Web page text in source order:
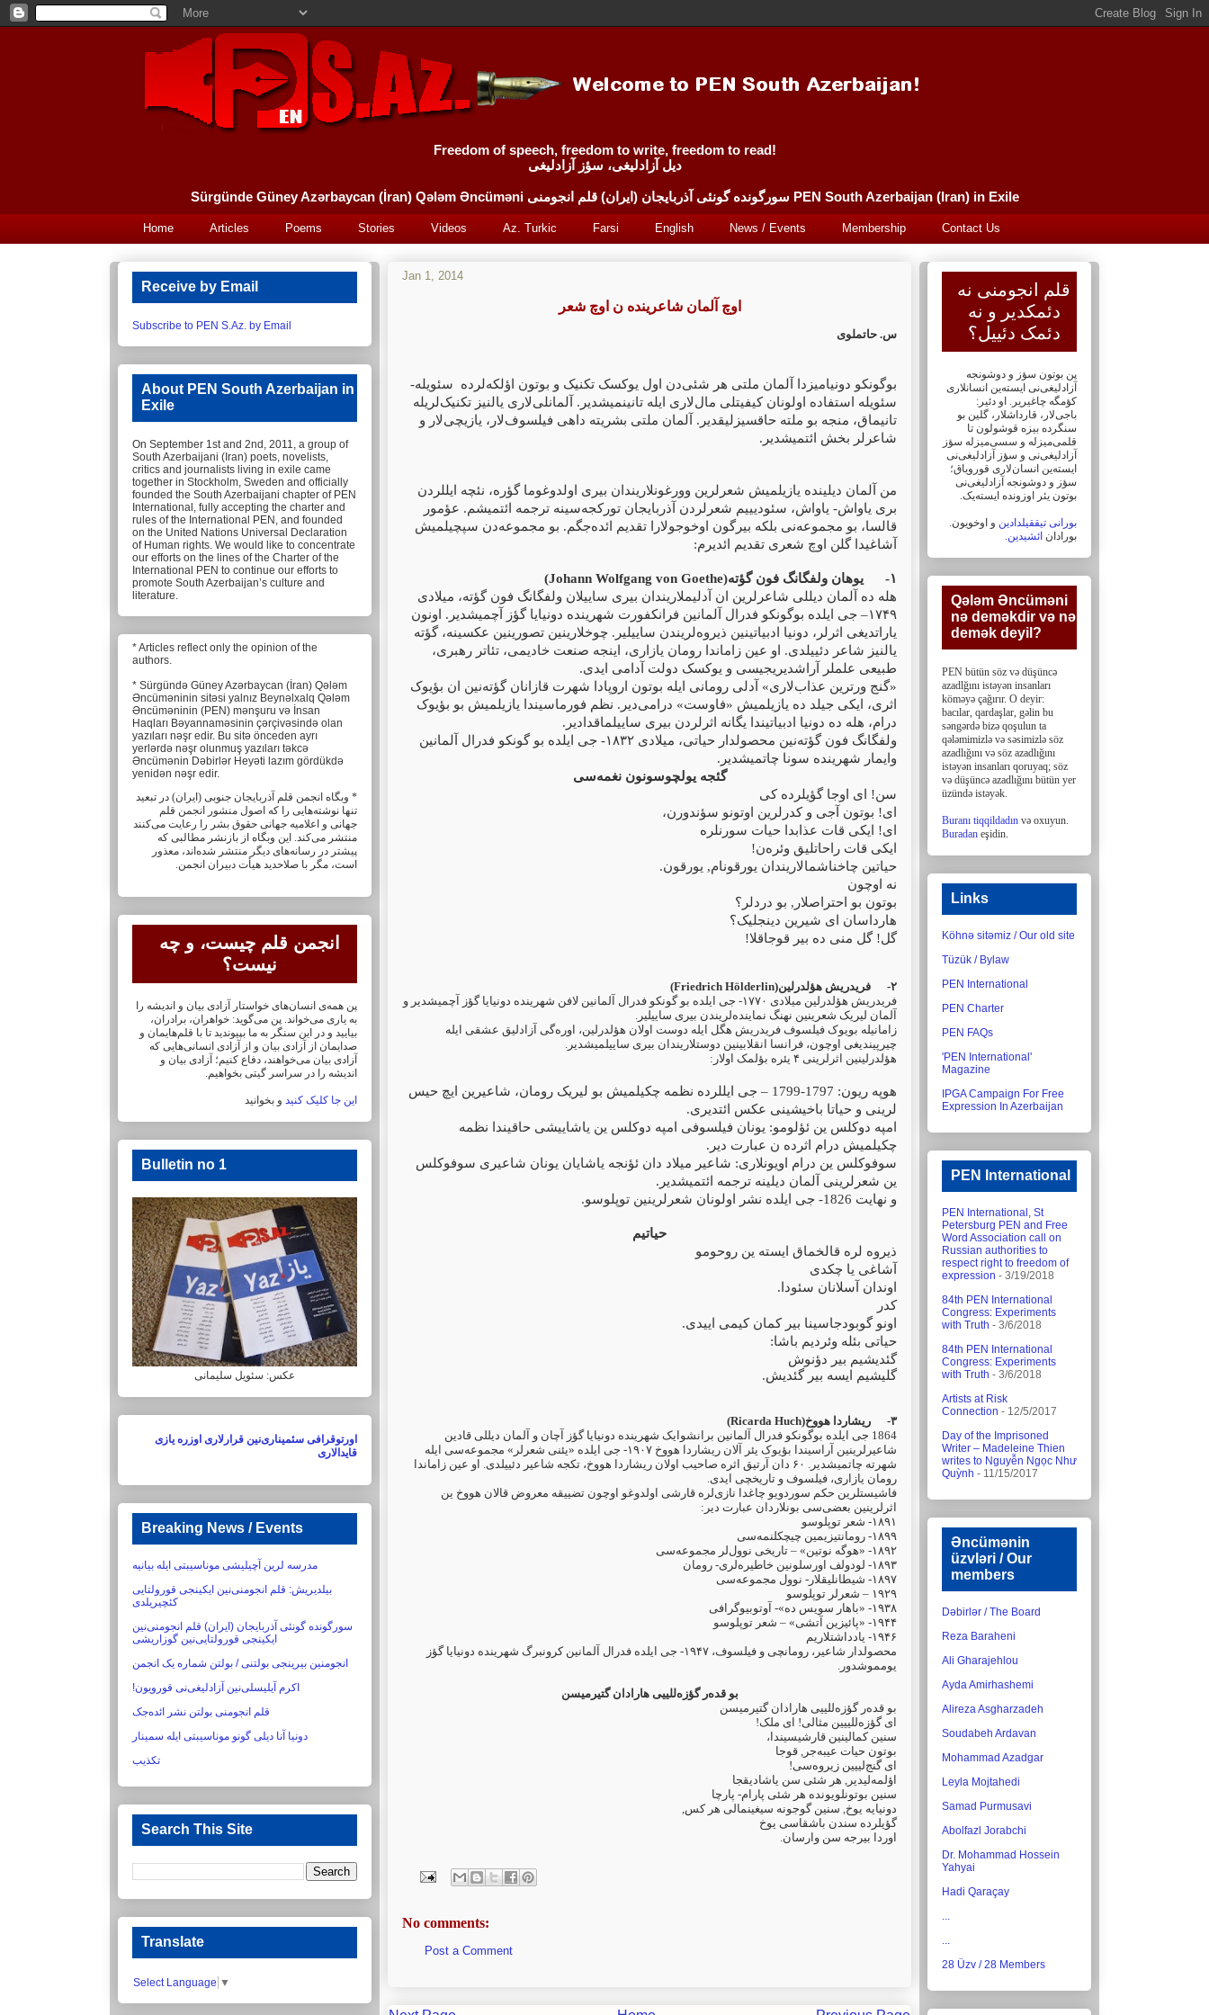
Freedom of speech, freedom to write, freedom to read!
دیل آزادلیغی، سؤز آزادلیغی
Sürgünde Güney Azərbaycan (İran) Qələm Əncüməni سورگونده گونئی آذربایجان (ایران) قلم انجومنی PEN South Azerbaijan (Iran) in Exile
Home Articles Poems Stories Videos Az. Turkic Farsi English News / Events Membership Contact Us
Jan 1, 2014
اوچ آلمان شاعرینده ن اوچ شعر
س. حاتملوی
بوگونکو دونیامیزدا آلمان ملتی هر شئی‌دن اول یوکسک تکنیک و بوتون اؤلکه‌لرده سئویله-
سئویله استفاده اولونان کیفیتلی مال‌لاری ایله تانینمیشدیر. آلمانلی‌لاری یالنیز تکنیک‌لریله
تانیماق، منجه بو ملته حاقسیزلیقدیر. آلمان ملتی بشریته داهی فیلسوف‌لار، یازیچی‌لار و
شاعرلر بخش ائتمیشدیر.
من آلمان دیلینده یازیلمیش شعرلرین وورغونلاریندان بیری اولدوغوما گؤره، نئچه ایللردن
بری یاواش- یاواش، سئودیییم شعرلردن آذربایجان تورکجه‌سینه ترجمه ائتمیشم. عؤمور
قالسا، بو مجموعه‌نی بلکه بیرگون اوخوجولارا تقدیم ائده‌جگم. بو مجموعه‌دن سپچیلمیش
آشاغیدا گلن اوچ شعری تقدیم ائدیرم:
۱- یوهان ولفگانگ فون گؤته(Johann Wolfgang von Goethe
)
هله ده آلمان دیللی شاعرلرین ان آدلیملاریندان بیری ساییلان ولفگانگ فون گؤته، میلادی
۱۷۴۹–
جی ایلده بوگونکو فدرال آلمانین فرانکفورت شهرینده دونیایا گؤز آچمیشدیر. اونون
یاراتدیغی اثرلر، دونیا ادبیاتینین ذیروه‌لریندن ساییلیر. چوخلارینین تصورینین عکسینه، گؤته
یالنیز شاعر دئییلدی. او عین زاماندا رومان یازاری، اینجه صنعت خادیمی، تئاتر رهبری،
طبیعی علملر آراشدیریجیسی و یوکسک دولت آدامی ایدی.
«گنج ورترین عذاب‌لاری» آدلی رومانی ایله بوتون اروپادا شهرت قازانان گؤته‌نین ان بؤیوک
اثری، ایکی جیلد ده یازیلمیش «فاوست» درامی‌دیر. نظم فورماسیندا یازیلمیش بو بؤیوک
درام، هله ده دونیا ادبیاتیندا یگانه اثرلردن بیری ساییلماقدادیر.
ولفگانگ فون گؤته‌نین محصولدار حیاتی، میلادی ۱۸۳۲-
جی ایلده بو گونکو فدرال آلمانین
وایمار شهرینده سونا چاتمیشدیر.
گئجه یولچوسونون نغمه‌سی
سن! ای اوجا گؤیلرده کی
ای! بوتون آجی و کدرلرین اوتونو سؤندورن،
ای! ایکی قات عذابدا حیات سورنلره
ایکی قات راحاتلیق وئره‌ن!
حیاتین چاخناشمالاریندان یورقونام, یورقون.
نه اوچون
بوتون بو احتراصلار, بو دردلر؟
هارداسان ای شیرین دینجلیک؟
گل! گل منی ده بیر قوجاقلا!
۲- فریدریش هؤلدرلین(Friedrich Hölderlin
)
فریدریش هؤلدرلین میلادی ۱۷۷۰-
جی ایلده بو گونکو فدرال آلمانین لافن شهرینده دونیایا گؤز آچمیشدیر و
آلمان لیریک شعرینین نهنگ نماینده‌لریندن بیری ساییلیر.
زامانیله بویوک فیلسوف فریدریش هگل ایله دوست اولان هؤلدرلین، اوره‌گی آزادلیق عشقی ایله
چیرپیندیغی اوچون، فرانسا انقلابینین دوستلاریندان بیری ساییلمیشدیر.
هؤلدرلینین اثرلرینی ۴ یئره بؤلمک اولار:
هوپه ریون: 1797-1799 – جی ایللرده نظمه چکیلمیش بو لیریک رومان، شاعیرین ایچ حیس
لرینی و حیاتا باخیشینی عکس ائتدیری.
امپه دوکلس ین ئؤلومو: یونان فیلسوفی امپه دوکلس ین یاشاییشی حاقیندا نظمه
چکیلمیش درام اثرده ن عبارت دیر .
سوفوکلس ین درام اویونلاری: شاعیر میلاد دان ئؤنجه یاشایان یونان شاعیری سوفوکلس
ین شعرلرینی آلمان دیلینه ترجمه ائتمیشدیر .
و نهایت 1826- جی ایلده نشر اولونان شعرلرینین توپلوسو
.
حياتيم
ذيروه لره قالخماق ايسته ين روحومو
آشاغی يا چكدی
اوندان آسلانان سئودا .
كدر
اونو گوبودجاسينا بير كمان كيمی اییدی.
حياتی بئله وئرديم باشا:
گئديشيم بير دؤنوش
گليشيم ايسه بير گئديش.
۳- ریشاردا هووخ(Ricarda Huch
)
1864 جی ایلده بوگونکو فدرال آلمانین برانشوایک شهرینده دونیایا گؤز آچان و آلمان دیللی قادین
شاعیرلرینین آراسیندا بؤیوک یئر آلان ریشاردا هووخ ۱۹۰۷-
جی ایلده «یئنی شعرلر» مجموعه‌سی ایله
شهرته چاتمیشدیر. ۶۰ دان آرتیق اثره صاحیب اولان ریشاردا هووخ، تکجه شاعیر دئییلدی. او عین زاماندا
رومان یازاری، فیلسوف و تاریخچی ایدی.
فاشیستلرین حکم سوردویو چاغدا نازی‌لره قارشی اولدوغو اوچون تضییقه معروض قالان هووخ ین
اثرلرینین بعضی‌سی بونلاردان عبارت دیر:
۱۸۹۱-
شعر توپلوسو
۱۸۹۹- رومانتیزیمین چیچکلنمه‌سی
۱۸۹۲- «
هوگه نوتین» – تاریخی نوول‌لر مجموعه‌سی
۱۸۹۳-
لودولف اورسلونین خاطیره‌لری- رومان
۱۸۹۷-
شیطانلیقلار- نوول مجموعه‌سی
۱۹۲۹ –
شعرلر توپلوسو
۱۹۳۸- «
باهار سویس ده»- آوتوبیوگرافی
۱۹۴۴- «
پائیزین آتشی» – شعر توپلوسو
۱۹۴۶-
یادداشتلاریم
محصولدار شاعیر، رومانچی و فیلسوف، ۱۹۴۷-
جی ایلده فدرال آلمانین کرونبرگ شهرینده دونیایا گؤز
یومموشدور.
بو قده‌ر گؤزه‌للییی هارادان گتیرمیسن
بو قده‌ر گؤزه‌للییی هارادان گتیرمیسن
ای گؤزه‌للییین مثالی! ای ملک!
سنین کمالینین قارشیسیندا،
بوتون حیات عیبه‌جر, قوجا
ای گنج‌لییین زیروه‌سی!
اؤلمه‌لیدیر, هر شئی سن یاشادیقجا
سنین بوتونلویونده هر شئی پارام- پارچا
دونیایه یوخ, سنین گوجونه سیغینمالی هر کس,
گؤیلرده سندن باشقاسی یوخ
اوردا بیرجه سن وارسان.
No comments:
Post a Comment
Receive by Email
Subscribe to PEN S.Az. by Email
About PEN South Azerbaijan in
Exile
On September 1st and 2nd, 2011, a group of
South Azerbaijani (Iran) poets, novelists,
critics and journalists living in exile came
together in Stockholm, Sweden and officially
founded the South Azerbaijani chapter of PEN
International, fully accepting the charter and
rules of the International PEN, and founded
on the United Nations Universal Declaration
of Human rights. We would like to concentrate
our efforts on the lines of the Charter of the
International PEN to continue our efforts to
promote South Azerbaijan’s culture and
literature.
* Articles reflect only the opinion of the
authors.
* Sürgündə Güney Azərbaycan (İran) Qələm
Əncüməninin sitəsi yalnız Beynəlxalq Qələm
Əncüməninin (PEN) mənşuru və İnsan
Haqları Bəyannaməsinin çərçivəsində olan
yazıları nəşr edir. Bu sitə önceden ayrı
yerlərdə nəşr olunmuş yazıları təkcə
Əncümənin Dəbirlər Heyəti lazım gördükdə
yenidən nəşr edir.
* وبگاه انجمن قلم آذربایجان جنوبی (ایران) در تبعید
تنها نوشته‌هایی را که اصول منشور انجمن قلم
جهانی و ‏اعلامیه جهانی حقوق بشر را رعایت می‌کنند
منتشر می‌کند. این وبگاه از بازنشر مطالبی که
پیشتر در ‏رسانه‌های دیگر منتشر شده‌اند، معذور
است، مگر با صلاحدید هیأت دبیران انجمن.
انجمن قلم چیست، و چه
نیست؟
پن همه‌ی انسان‌های خواستار آزادی بیان و اندیشه را
به یاری می‌خواند. پن می‌گوید: خواهران، ‏برادران،
بیایید و در این سنگر به ما بپیوندید تا با قلم‌هایمان‏ و
صدایمان از آزادی بیان و از آزادی ‏انسانی‌هایی که
آزادی بیان می‌خواهند، دفاع کنیم؛ آزادی بیان و
اندیشه را در سراسر گیتی ‏بخواهیم.
این جا کلیک کنید و بخوانید
Bulletin no 1
عکس: سئویل سلیمانی
اورتوقرافی سئمیناری‌نین قرارلاری اوزره یازی
قایدالاری
Breaking News / Events
مدرسه لرین آچیلیشی موناسیبتی ایله بیانیه
بیلدیریش:‏ قلم انجومنی‌نین ایکینجی قورولتایی
کئچیریلدی
سورگونده گونئی آذربایجان (ایران) قلم انجومنی‌نین
ایکینجی قورولتایی‌نین گوزاریشی‏
انجومنین بیرینجی بولتنی / بولتن شماره یک انجمن
اکرم آیلیسلی‌نین آزادلیغی‌نی قورویون!‏
قلم انجومنی بولتن نشر ائده‌جک
دونیا آنا دیلی گونو موناسیبتی ایله سمینار
تکذیب
Search This Site
Translate
Select Language ▼
قلم انجومنی نه
دئمکدیر و نه
دئمک دئییل؟
پن بوتون سؤز و دوشونجه
آزادلیغی‌نی ایسته‌ین انسانلاری
کؤمگه چاغیریر. او دئیر:
باجی‌لار، ‏قارداشلار، گلین بو
سنگرده بیزه قوشولون تا
قلمی‌میزله و سسی‌میزله سؤز
آزادلیغی‌نی و سؤز ‏آزادلیغی‌نی
ایسته‌ین انسان‌لاری قورویاق؛
سؤز و دوشونجه آزادلیغی‌نی
بوتون یئر اوزونده ایسته‌یک. ‏
بورانی تیققیلدادین و اوخویون.
بورادان ائشیدین.
Qələm Əncüməni
nə deməkdir və nə
demək deyil?‎
PEN bütün söz və düşüncə
azadlğını istəyən insanları
köməyə çağırır. O deyir:
bacılar, ‎qardaşlar, gəlin bu
səngərdə bizə qoşulun ta
qələmimizlə və səsimizlə söz
azadlığını və söz ‎azadlığını
istəyən insanları qoruyaq; söz
və düşüncə azadlığını bütün yer
üzündə istəyək.
Buranı tiqqildadın və oxuyun.
Buradan eşidin.
Links
Köhnə sitəmiz / Our old site
Tüzük / Bylaw
PEN International
PEN Charter
PEN FAQs
'PEN International'
Magazine
IPGA Campaign For Free
Expression In Azerbaijan
PEN International
PEN International, St
Petersburg PEN and Free
Word Association call on
Russian authorities to
respect right to freedom of
expression - 3/19/2018
84th PEN International
Congress: Experiments
with Truth - 3/6/2018
84th PEN International
Congress: Experiments
with Truth - 3/6/2018
Artists at Risk
Connection - 12/5/2017
Day of the Imprisoned
Writer – Madeleine Thien
writes to Nguyễn Ngọc Như
Quỳnh - 11/15/2017
Əncümənin
üzvləri / Our
members
Dəbirlər / The Board
Reza Baraheni
Ali Gharajehlou
Ayda Amirhashemi
Alireza Asgharzadeh
Soudabeh Ardavan
Mohammad Azadgar
Leyla Mojtahedi
Samad Purmusavi
Abolfazl Jorabchi
Dr. Mohammad Hossein
Yahyai
Hadi Qaraçay
...
...
28 Üzv / 28 Members